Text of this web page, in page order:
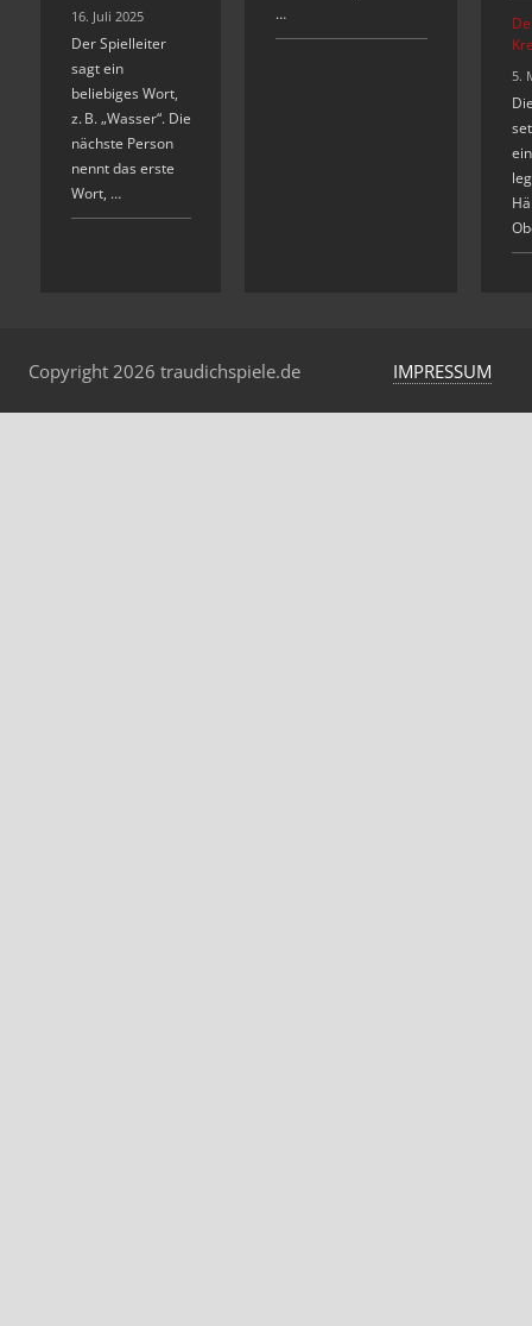
16. Juli 2025
Der Spielleiter
sagt ein
beliebiges Wort,
z. B. „Wasser“. Die
nächste Person
nennt das erste
Wort, …
…
5.
Copyright 2026 traudichspiele.de IMPRESSUM